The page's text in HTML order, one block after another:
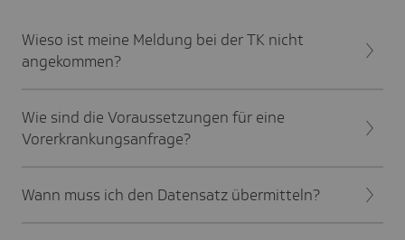
Wieso ist meine Meldung bei der TK nicht
angekommen?
Wie sind die Voraussetzungen für eine
Vorerkrankungsanfrage?
Wann muss ich den Datensatz übermitteln?